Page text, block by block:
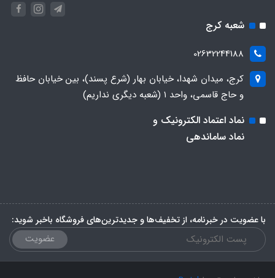
شعبه کرج
02632244188
کرج، میدان شهدا، خیابان بهار (شرع پسند)، بین خیابان حافظ
و حاج قاسمی، واحد ۱ (شعبه دیگری نداریم)
نماد اعتماد الکترونیک و
نماد ساماندهی
با عضویت در خبرنامه، از تخفیف‌ها و جدیدترین‌های فروشگاه باخبر شوید:
عضویت